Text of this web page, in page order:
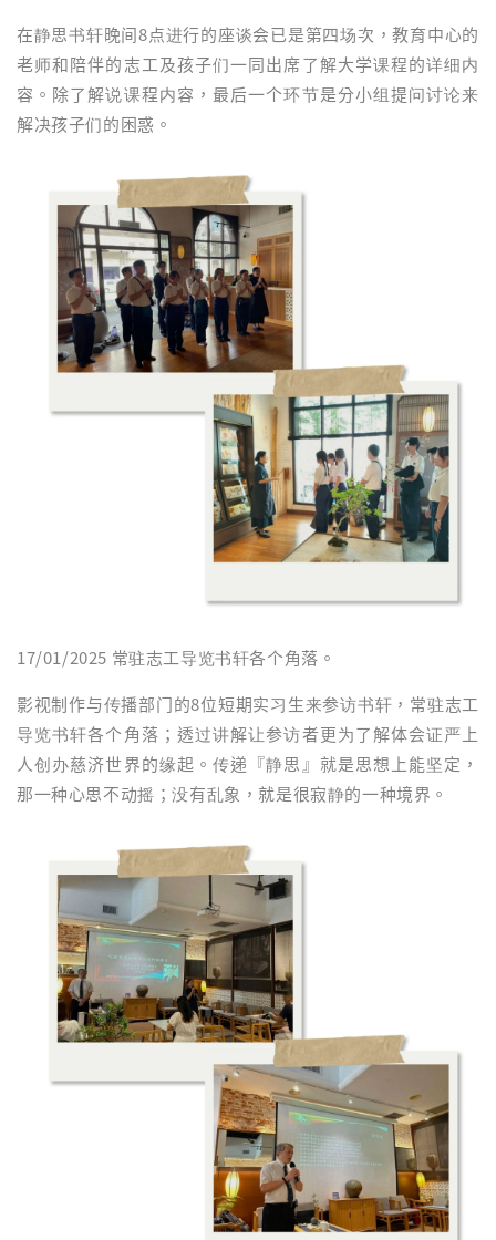
在静思书轩晚间8点进行的座谈会已是第四场次，教育中心的
老师和陪伴的志工及孩子们一同出席了解大学课程的详细内
容。除了解说课程内容，最后一个环节是分小组提问讨论来
解决孩子们的困惑。
17/01/2025 常驻志工导览书轩各个角落。
影视制作与传播部门的8位短期实习生来参访书轩，常驻志工
导览书轩各个角落；透过讲解让参访者更为了解体会证严上
人创办慈济世界的缘起。传递『静思』就是思想上能坚定，
那一种心思不动摇；没有乱象，就是很寂静的一种境界。